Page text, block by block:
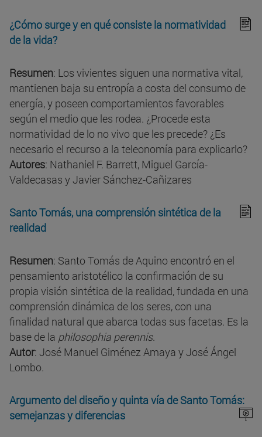
¿Cómo surge y en qué consiste la normatividad
de la vida?
Resumen: Los vivientes siguen una normativa vital,
mantienen baja su entropía a costa del consumo de
energía, y poseen comportamientos favorables
según el medio que les rodea. ¿Procede esta
normatividad de lo no vivo que les precede? ¿Es
necesario el recurso a la teleonomía para explicarlo?
Autores: Nathaniel F. Barrett, Miguel García-
Valdecasas y Javier Sánchez-Cañizares
Santo Tomás, una comprensión sintética de la
realidad
Resumen: Santo Tomás de Aquino encontró en el
pensamiento aristotélico la confirmación de su
propia visión sintética de la realidad, fundada en una
comprensión dinámica de los seres, con una
finalidad natural que abarca todas sus facetas. Es la
base de la philosophia perennis.
Autor: José Manuel Giménez Amaya y José Ángel
Lombo.
Argumento del diseño y quinta vía de Santo Tomás:
semejanzas y diferencias